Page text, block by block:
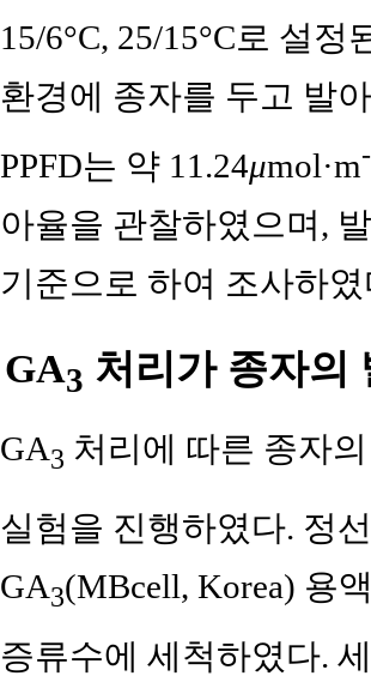
15/6°C, 25/15°C로 설
환경에 종자를 두고 발
PPFD는 약 11.24μmol·m
아율을 관찰하였으며,
기준으로 하여 조사하였
GA3 처리가 종자의
GA3 처리에 따른 종자
실험을 진행하였다. 정
GA3(MBcell, Korea) 용
증류수에 세척하였다.